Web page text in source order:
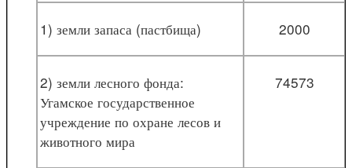
1) земли запаса (пастбища) 2000
2) земли лесного фонда:
Угамское государственное
учреждение по охране лесов и
животного мира
74573